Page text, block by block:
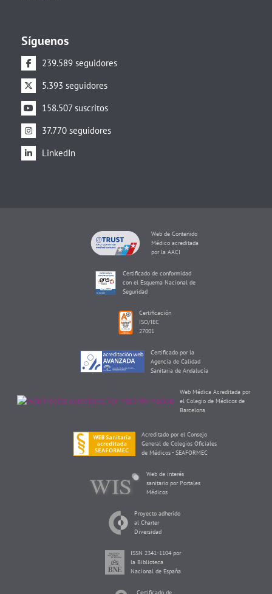
Síguenos
239.589 seguidores
5.393 seguidores
158.507 suscritos
37.770 seguidores
LinkedIn
Web de Contenido
Médico acreditada
por la AACI
Certificado de conformidad
con el Esquema Nacional de
Seguridad
Certificación
ISO/IEC
27001
Certificado por la
Agencia de Calidad
Sanitaria de Andalucía
Web Médica Acreditada por
el Colegio de Médicos de
Barcelona
Acreditado por el Consejo
General de Colegios Oficiales
de Médicos - SEAFORMEC
Web de interés
sanitario por Portales
Médicos
Proyecto adherido
al Charter
Diversidad
ISSN 2341-1104 por
la Biblioteca
Nacional de España